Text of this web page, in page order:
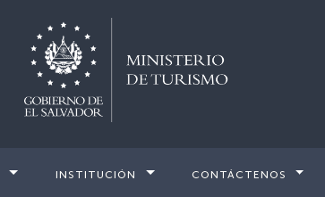
INSTITUCIÓN CONTÁCTENOS